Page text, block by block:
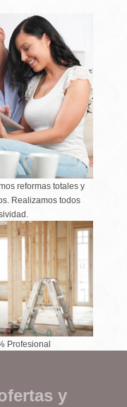
reformas totales y
Realizamos todos
Profesional
y